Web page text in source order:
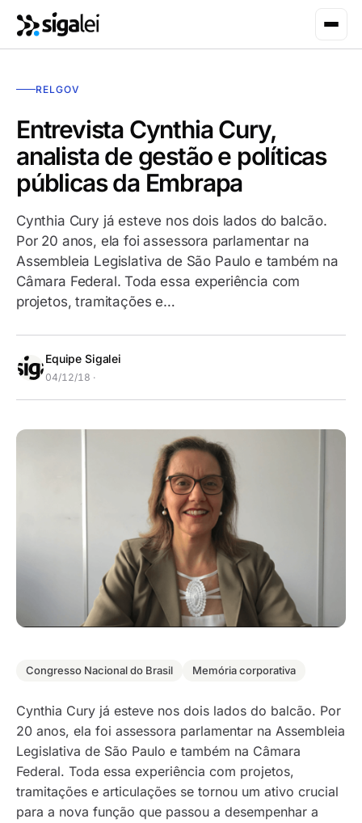
RELGOV
Entrevista Cynthia Cury,
analista de gestão e políticas
públicas da Embrapa
Cynthia Cury já esteve nos dois lados do balcão.
Por 20 anos, ela foi assessora parlamentar na
Assembleia Legislativa de São Paulo e também na
Câmara Federal. Toda essa experiência com
projetos, tramitações e…
Equipe Sigalei
04/12/18 ·
Congresso Nacional do Brasil Memória corporativa
Cynthia Cury já esteve nos dois lados do balcão. Por
20 anos, ela foi assessora parlamentar na Assembleia
Legislativa de São Paulo e também na Câmara
Federal. Toda essa experiência com projetos,
tramitações e articulações se tornou um ativo crucial
para a nova função que passou a desempenhar a